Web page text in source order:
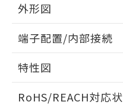
外形図
外形図
端子配置/内部接続
端子配置/内部接続
特性図
RoHS/REACH対応
物質の対応では、
荷製品に未対応品
欄に対応日を記載
既に当社にて対
していることから
り、2022年1月12